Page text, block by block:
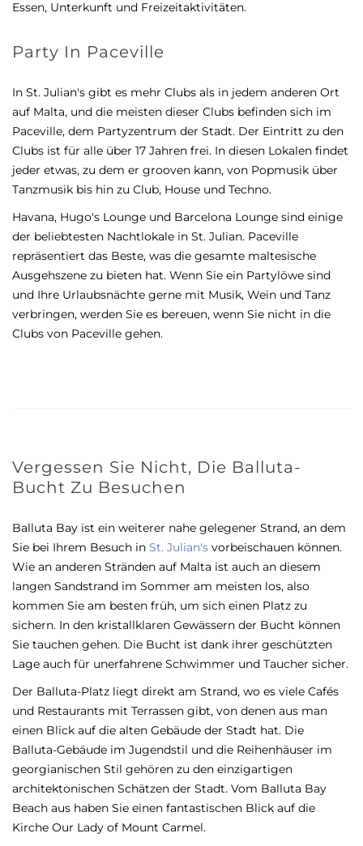
Essen, Unterkunft und Freizeitaktivitäten.
Party In Paceville
In St. Julian's gibt es mehr Clubs als in jedem anderen Ort
auf Malta, und die meisten dieser Clubs befinden sich im
Paceville, dem Partyzentrum der Stadt. Der Eintritt zu den
Clubs ist für alle über 17 Jahren frei. In diesen Lokalen findet
jeder etwas, zu dem er grooven kann, von Popmusik über
Tanzmusik bis hin zu Club, House und Techno.
Havana, Hugo's Lounge und Barcelona Lounge sind einige
der beliebtesten Nachtlokale in St. Julian. Paceville
repräsentiert das Beste, was die gesamte maltesische
Ausgehszene zu bieten hat. Wenn Sie ein Partylöwe sind
und Ihre Urlaubsnächte gerne mit Musik, Wein und Tanz
verbringen, werden Sie es bereuen, wenn Sie nicht in die
Clubs von Paceville gehen.
Vergessen Sie Nicht, Die Balluta-
Bucht Zu Besuchen
Balluta Bay ist ein weiterer nahe gelegener Strand, an dem
Sie bei Ihrem Besuch in St. Julian's vorbeischauen können.
Wie an anderen Stränden auf Malta ist auch an diesem
langen Sandstrand im Sommer am meisten los, also
kommen Sie am besten früh, um sich einen Platz zu
sichern. In den kristallklaren Gewässern der Bucht können
Sie tauchen gehen. Die Bucht ist dank ihrer geschützten
Lage auch für unerfahrene Schwimmer und Taucher sicher.
Der Balluta-Platz liegt direkt am Strand, wo es viele Cafés
und Restaurants mit Terrassen gibt, von denen aus man
einen Blick auf die alten Gebäude der Stadt hat. Die
Balluta-Gebäude im Jugendstil und die Reihenhäuser im
georgianischen Stil gehören zu den einzigartigen
architektonischen Schätzen der Stadt. Vom Balluta Bay
Beach aus haben Sie einen fantastischen Blick auf die
Kirche Our Lady of Mount Carmel.